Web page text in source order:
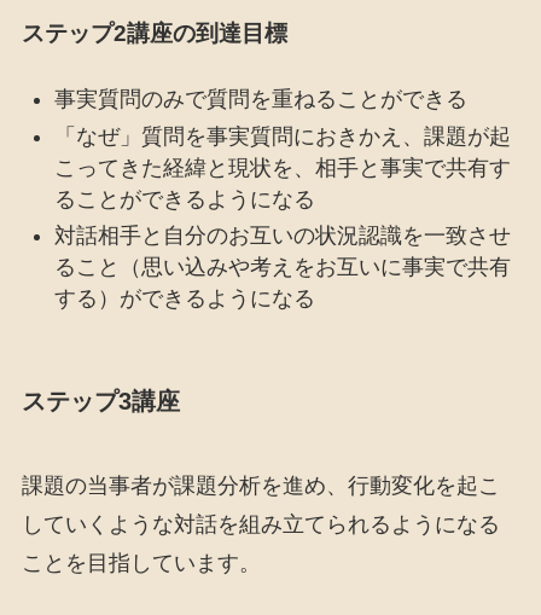
ステップ2講座の到達目標
事実質問のみで質問を重ねることができる
「なぜ」質問を事実質問におきかえ、課題が起
こってきた経緯と現状を、相手と事実で共有す
ることができるようになる
対話相手と自分のお互いの状況認識を一致させ
ること（思い込みや考えをお互いに事実で共有
する）ができるようになる
ステップ3講座
課題の当事者が課題分析を進め、行動変化を起こ
していくような対話を組み立てられるようになる
ことを目指しています。